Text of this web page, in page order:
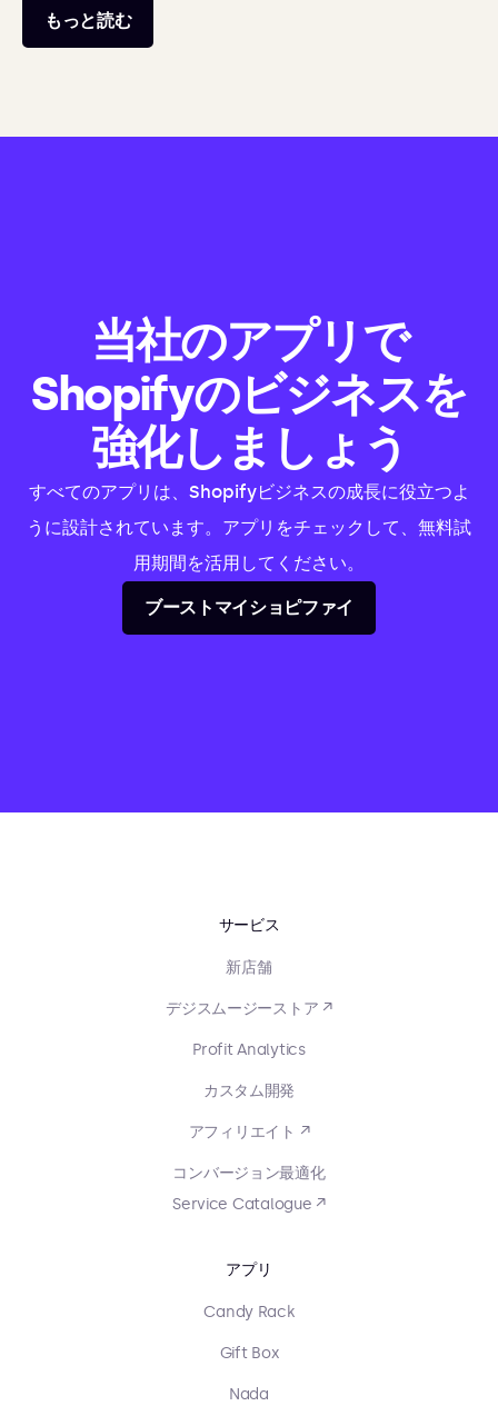
もっと読む
当社のアプリで
Shopifyのビジネスを
強化しましょう
すべてのアプリは、Shopifyビジネスの成長に役立つよ
うに設計されています。アプリをチェックして、無料試
用期間を活用してください。
ブーストマイショピファイ
サービス
新店舗
デジスムージーストア ↗
Profit Analytics
カスタム開発
アフィリエイト ↗
コンバージョン最適化
Service Catalogue ↗
アプリ
Candy Rack
Gift Box
Nada